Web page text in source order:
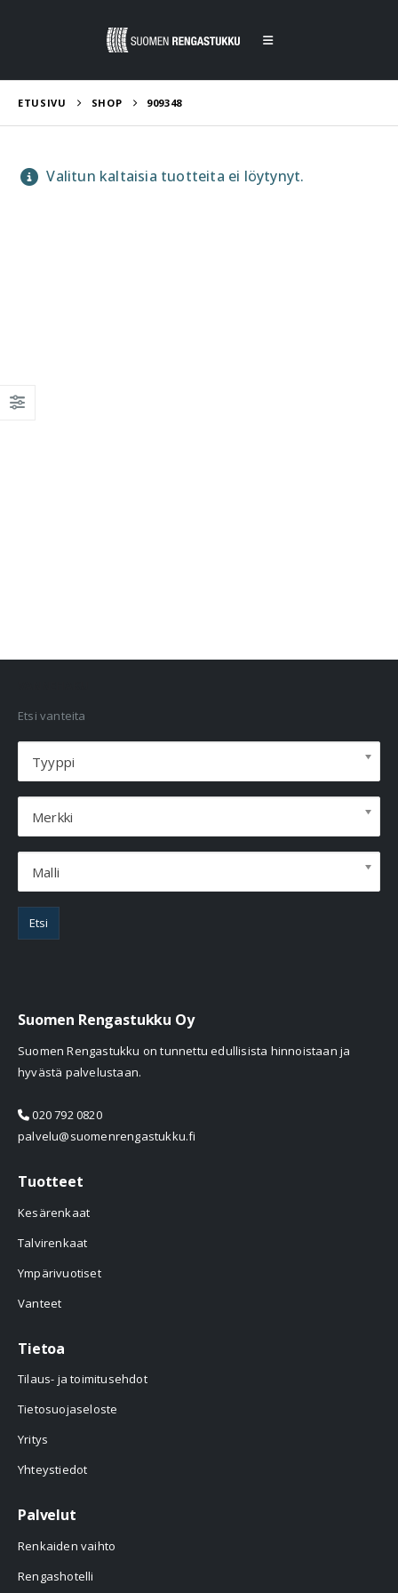
ETUSIVU SHOP 909348
Valitun kaltaisia tuotteita ei löytynyt.
Etsi vanteita
Tyyppi
Merkki
Malli
Etsi
Suomen Rengastukku Oy
Suomen Rengastukku on tunnettu edullisista hinnoistaan ja
hyvästä palvelustaan.
020 792 0820
palvelu@suomenrengastukku.fi
Tuotteet
Kesärenkaat
Talvirenkaat
Ympärivuotiset
Vanteet
Tietoa
Tilaus- ja toimitusehdot
Tietosuojaseloste
Yritys
Yhteystiedot
Palvelut
Renkaiden vaihto
Rengashotelli